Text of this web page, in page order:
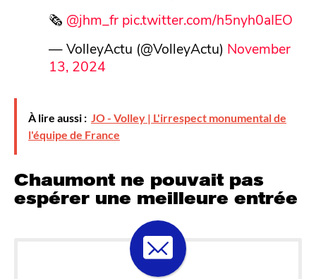
🗞️ @jhm_fr pic.twitter.com/h5nyh0aIEO
— VolleyActu (@VolleyActu) November
13, 2024
À lire aussi : JO - Volley | L'irrespect monumental de
l'équipe de France
Chaumont ne pouvait pas
espérer une meilleure entrée